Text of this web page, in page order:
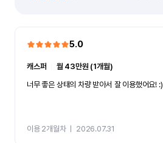
5.0
캐스퍼
월 43만원 (1개월)
너무 좋은 상태의 차량 받아서 잘 이용했어요! :)
이용 2개월차ㅣ 2026.07.31